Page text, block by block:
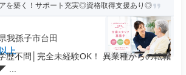
を築く！サポート充実◎資格取得支援あり◎
我孫子市台田
上
歴不問│完全未経験OK！ 異業種からの転職
...